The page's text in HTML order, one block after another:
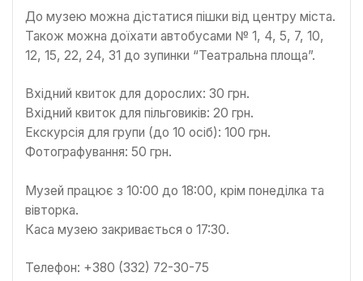
До музею можна дістатися пішки від центру міста.
Також можна доїхати автобусами № 1, 4, 5, 7, 10,
12, 15, 22, 24, 31 до зупинки “Театральна площа”.
Вхідний квиток для дорослих: 30 грн.
Вхідний квиток для пільговиків: 20 грн.
Екскурсія для групи (до 10 осіб): 100 грн.
Фотографування: 50 грн.
Музей працює з 10:00 до 18:00, крім понеділка та
вівторка.
Каса музею закривається о 17:30.
Телефон: +380 (332) 72-30-75